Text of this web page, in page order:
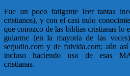
Fue un poco fatigante leer tantas
cristianos), y con el casi nulo
que conozco de las biblias cristianas lo
guiarme (en la mayoría de las
serjudio.com y de fulvida.com; aún
incluso haciendo uso de esas
cristianas.